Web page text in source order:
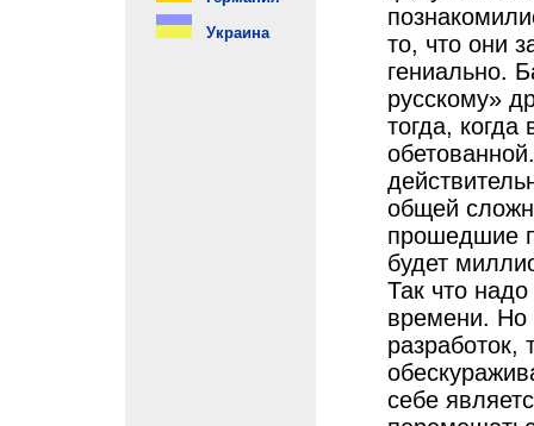
то, что они
гениально.
русскому»
тогда,
общей
прошедшие
будет
Так что
времени. Но
себе